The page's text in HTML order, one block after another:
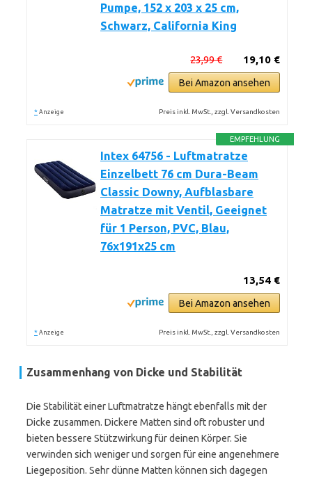
Pumpe, 152 x 203 x 25 cm,
Schwarz, California King
19,10 €
23,99 €
Bei Amazon ansehen
* Anzeige Preis inkl. MwSt., zzgl. Versandkosten
EMPFEHLUNG
Intex 64756 - Luftmatratze
Einzelbett 76 cm Dura-Beam
Classic Downy, Aufblasbare
Matratze mit Ventil, Geeignet
für 1 Person, PVC, Blau,
76x191x25 cm
13,54 €
Bei Amazon ansehen
* Anzeige Preis inkl. MwSt., zzgl. Versandkosten
Zusammenhang von Dicke und Stabilität
Die Stabilität einer Luftmatratze hängt ebenfalls mit der
Dicke zusammen. Dickere Matten sind oft robuster und
bieten bessere Stützwirkung für deinen Körper. Sie
verwinden sich weniger und sorgen für eine angenehmere
Liegeposition. Sehr dünne Matten können sich dagegen